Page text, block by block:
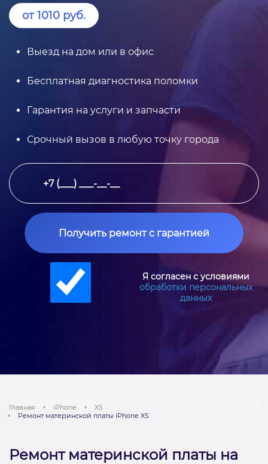
от 1010 руб.
Выезд на дом или в офис
Бесплатная диагностика поломки
Гарантия на услуги и запчасти
Срочный вызов в любую точку города
Получить ремонт с гарантией
Я согласен с условиями
обработки персональных
данных
Главная iPhone
XS
Ремонт материнской платы iPhone XS
Ремонт материнской платы на